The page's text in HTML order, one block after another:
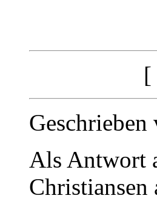
[
Als Antwort
Christiansen